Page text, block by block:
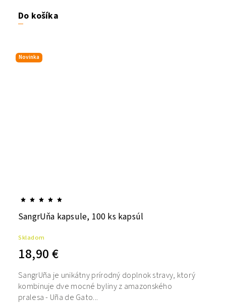
Do košíka
Novinka
SangrUňa kapsule, 100 ks kapsúl
Skladom
18,90 €
SangrUña je unikátny prírodný doplnok stravy, ktorý
kombinuje dve mocné byliny z amazonského
pralesa - Uña de Gato...